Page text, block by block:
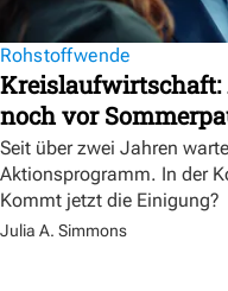
Rohstoffwende
noch vor
Seit über zwei Jahren
Aktionsprogramm. In der
Kommt jetzt die Einigung?
Julia A. Simmons